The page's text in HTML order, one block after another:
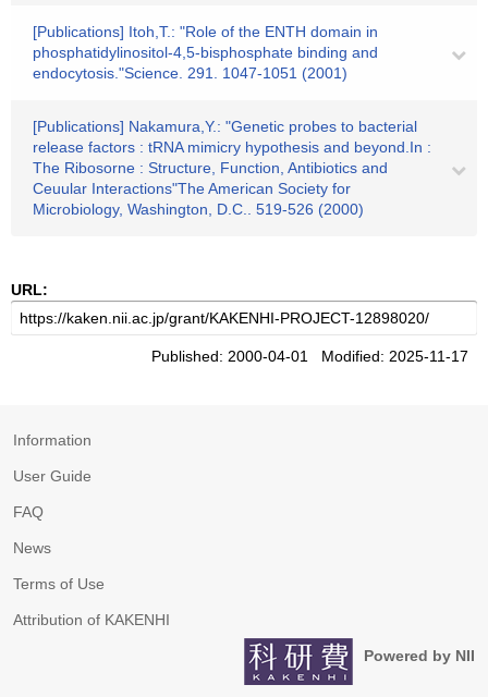
[Publications] Itoh,T.: "Role of the ENTH domain in
phosphatidylinositol-4,5-bisphosphate binding and
endocytosis."Science. 291. 1047-1051 (2001)
[Publications] Nakamura,Y.: "Genetic probes to bacterial
release factors : tRNA mimicry hypothesis and beyond.In :
The Ribosorne : Structure, Function, Antibiotics and
Ceuular Interactions"The American Society for
Microbiology, Washington, D.C.. 519-526 (2000)
URL:
Published: 2000-04-01 Modified: 2025-11-17
Information
User Guide
FAQ
News
Terms of Use
Attribution of KAKENHI
Powered by NII